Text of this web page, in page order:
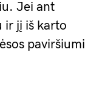
Jei ant
ir jį iš karto
paviršiumi